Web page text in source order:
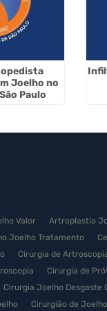
Joelho no
Paulo
Valor Artroplastia
Joelho Tratamento
Cirurgia de
Cirurgia de
Cirurgia Joelho Desgaste
Cirurgião de Joelho